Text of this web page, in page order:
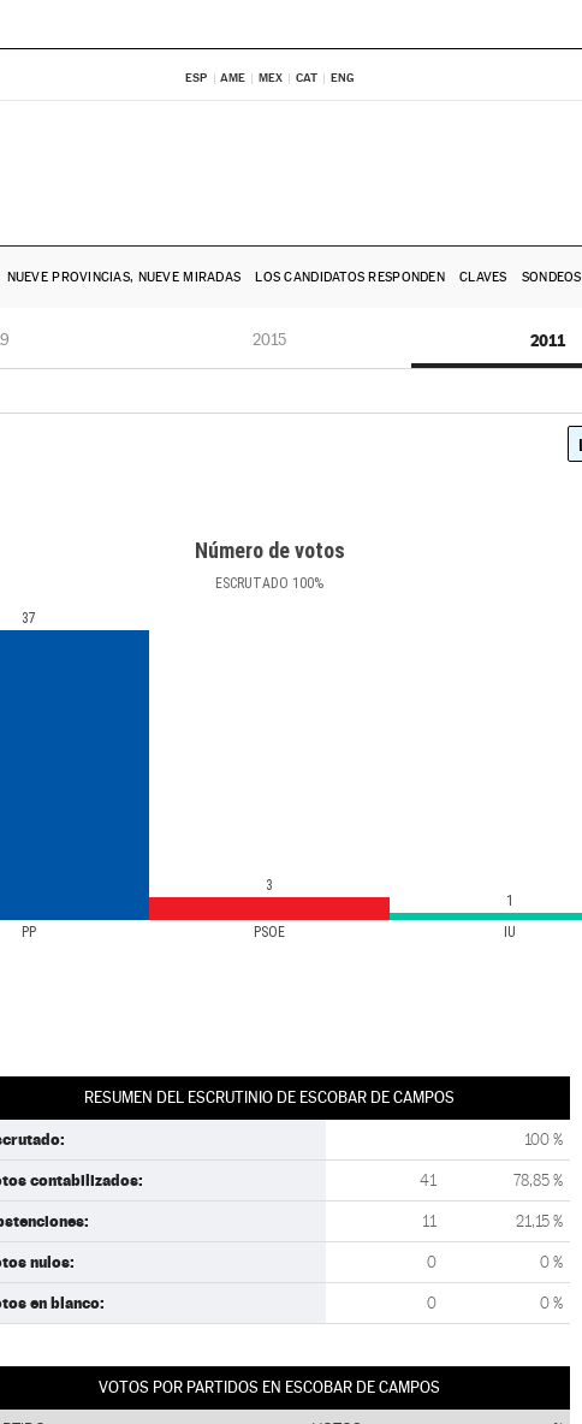
ESP AME MEX CAT ENG
NUEVE PROVINCIAS, NUEVE MIRADAS LOS CANDIDATOS RESPONDEN CLAVES SONDEOS
2015 2011
Número de votos
ESCRUTADO 100%
PP PSOE IU
37
3
1
RESUMEN DEL ESCRUTINIO DE ESCOBAR DE CAMPOS
100 %
contabilizados: 41 78,85 %
11 21,15 %
nulos: 0 0 %
en blanco: 0 0 %
VOTOS POR PARTIDOS EN ESCOBAR DE CAMPOS